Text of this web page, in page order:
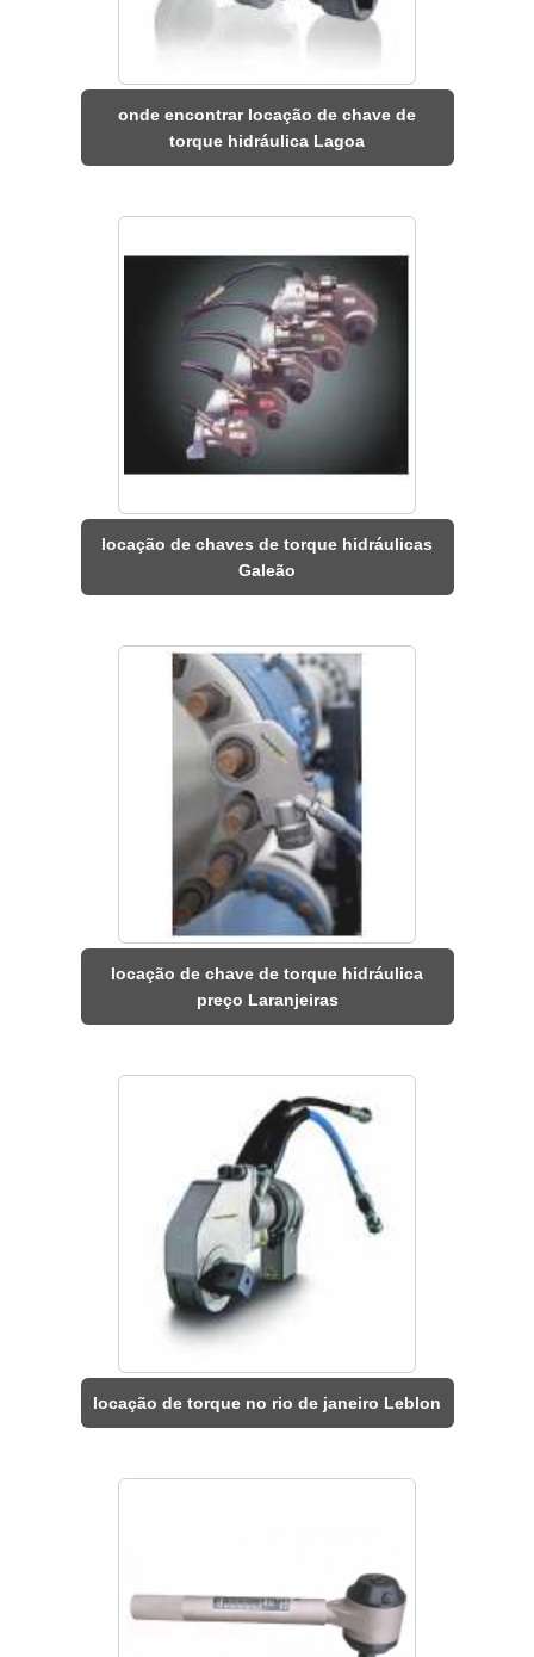
onde encontrar locação de chave de
torque hidráulica Lagoa
locação de chaves de torque hidráulicas
Galeão
locação de chave de torque hidráulica
preço Laranjeiras
locação de torque no rio de janeiro Leblon